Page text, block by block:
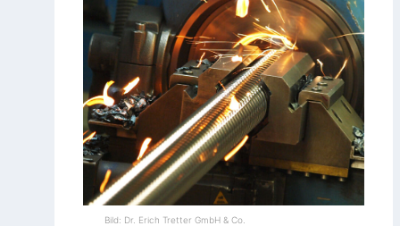
Bild: Dr. Erich Tretter GmbH & Co.